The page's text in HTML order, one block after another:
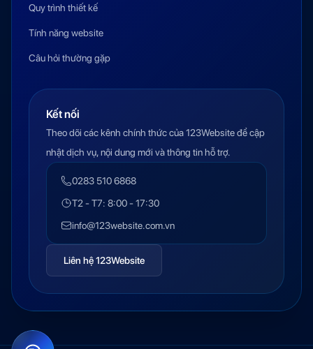
Quy trình thiết kế
Tính năng website
Câu hỏi thường gặp
Kết nối
Theo dõi các kênh chính thức của 123Website để cập
nhật dịch vụ, nội dung mới và thông tin hỗ trợ.
0283 510 6868
T2 - T7: 8:00 - 17:30
info@123website.com.vn
Liên hệ 123Website